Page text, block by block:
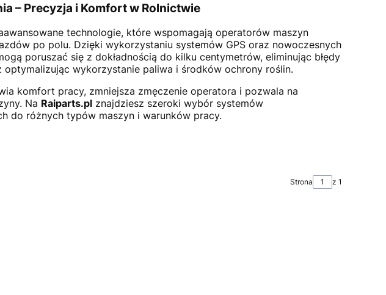
– Precyzja i Komfort w Rolnictwie
technologie, które wspomagają operatorów maszyn
po polu. Dzięki wykorzystaniu systemów GPS oraz nowoczesnych
poruszać się z dokładnością do kilku centymetrów, eliminując błędy
optymalizując wykorzystanie paliwa i środków ochrony roślin.
komfort pracy, zmniejsza zmęczenie operatora i pozwala na
Na Raiparts.pl znajdziesz szeroki wybór systemów
do różnych typów maszyn i warunków pracy.
Strona z 1